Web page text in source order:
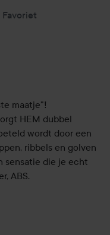
Favoriet
maatje"!
HEM dubbel
wordt door een
ribbels en golven
sensatie die je echt
ABS.